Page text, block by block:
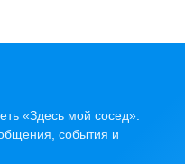
«Здесь мой сосед»:
события и